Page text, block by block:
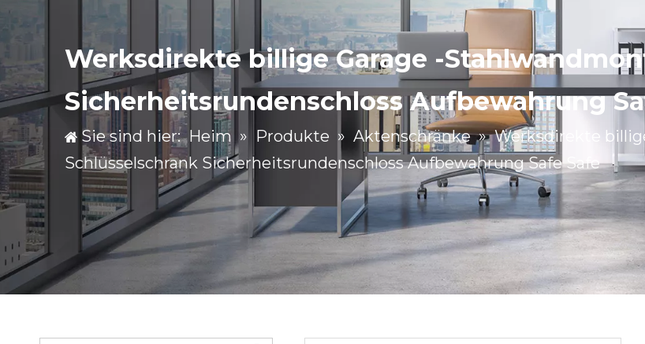
Werksdirekte billige Garage -
Sicherheitsrundenschloss Aufbewahrung
Sie sind hier: Heim » Produkte » Aktenschränke » Werksdirekte
Schlüsselschrank Sicherheitsrundenschloss Aufbewahrung Safe Safe